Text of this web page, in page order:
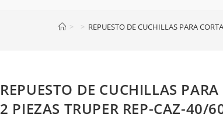
> > REPUESTO DE CUCHILLAS PARA
REPUESTO DE CUCHILLAS
2 PIEZAS TRUPER REP-CAZ-40/